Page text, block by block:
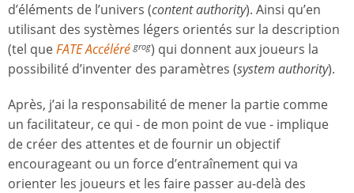
d’éléments de l’univers (content authority). Ainsi qu’en
utilisant des systèmes légers orientés sur la description
(tel queFATE Accélérégrog) qui donnent aux joueurs la
possibilité d’inventer des paramètres (system authority).
Après, j’ai la responsabilité de mener la partie comme
un facilitateur, ce qui - de mon point de vue - implique
de créer des attentes et de fournir un objectif
encourageant ou un force d’entraînement qui va
orienter les joueurs et les faire passer au-delà des